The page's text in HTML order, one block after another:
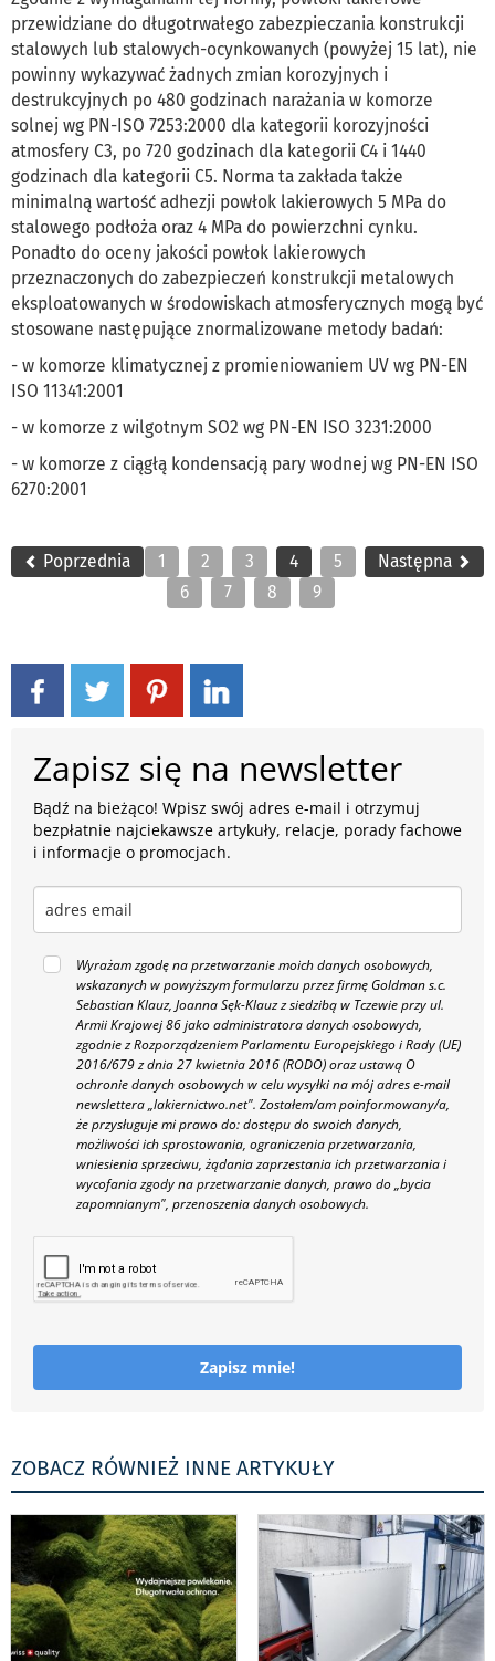
przewidziane do długotrwałego zabezpieczania konstrukcji
stalowych lub stalowych-ocynkowanych (powyżej 15 lat), nie
powinny wykazywać żadnych zmian korozyjnych i
destrukcyjnych po 480 godzinach narażania w komorze
solnej wg PN-ISO 7253:2000 dla kategorii korozyjności
atmosfery C3, po 720 godzinach dla kategorii C4 i 1440
godzinach dla kategorii C5. Norma ta zakłada także
minimalną wartość adhezji powłok lakierowych 5 MPa do
stalowego podłoża oraz 4 MPa do powierzchni cynku.
Ponadto do oceny jakości powłok lakierowych
przeznaczonych do zabezpieczeń konstrukcji metalowych
eksploatowanych w środowiskach atmosferycznych mogą być
stosowane następujące znormalizowane metody badań:
- w komorze klimatycznej z promieniowaniem UV wg PN-EN
ISO 11341:2001
- w komorze z wilgotnym SO2 wg PN-EN ISO 3231:2000
- w komorze z ciągłą kondensacją pary wodnej wg PN-EN ISO
6270:2001
Poprzednia 1 2 3 4
5
6
7 8 9
Następna
Zapisz się na newsletter
Bądź na bieżąco! Wpisz swój adres e-mail i otrzymuj
bezpłatnie najciekawsze artykuły, relacje, porady fachowe
i informacje o promocjach.
Wyrażam zgodę na przetwarzanie moich danych osobowych,
wskazanych w powyższym formularzu przez firmę Goldman s.c.
Sebastian Klauz, Joanna Sęk-Klauz z siedzibą w Tczewie przy ul.
Armii Krajowej 86 jako administratora danych osobowych,
zgodnie z Rozporządzeniem Parlamentu Europejskiego i Rady (UE)
2016/679 z dnia 27 kwietnia 2016 (RODO) oraz ustawą O
ochronie danych osobowych w celu wysyłki na mój adres e-mail
newslettera „lakiernictwo.net". Zostałem/am poinformowany/a,
że przysługuje mi prawo do: dostępu do swoich danych,
możliwości ich sprostowania, ograniczenia przetwarzania,
wniesienia sprzeciwu, żądania zaprzestania ich przetwarzania i
wycofania zgody na przetwarzanie danych, prawo do „bycia
zapomnianym", przenoszenia danych osobowych.
Zapisz mnie!
ZOBACZ RÓWNIEŻ INNE ARTYKUŁY